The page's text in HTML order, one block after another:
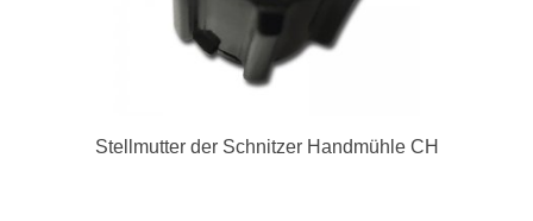
Stellmutter der Schnitzer Handmühle CH